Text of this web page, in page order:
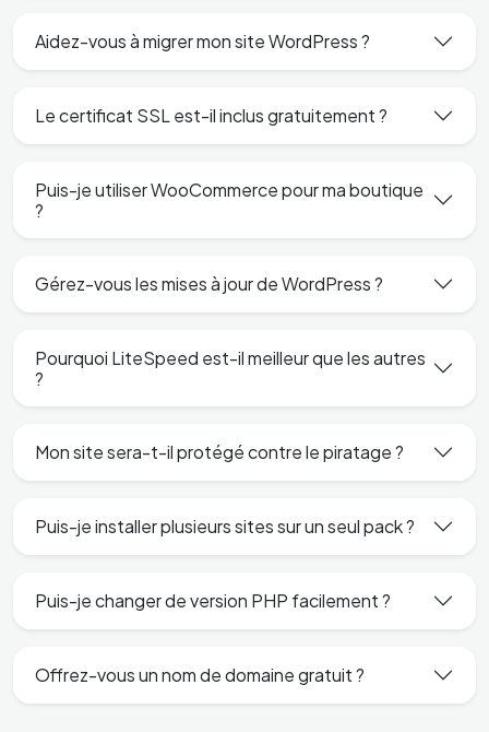
Aidez-vous à migrer mon site WordPress ?
Le certificat SSL est-il inclus gratuitement ?
Puis-je utiliser WooCommerce pour ma boutique
?
Gérez-vous les mises à jour de WordPress ?
Pourquoi LiteSpeed est-il meilleur que les autres
?
Mon site sera-t-il protégé contre le piratage ?
Puis-je installer plusieurs sites sur un seul pack ?
Puis-je changer de version PHP facilement ?
Offrez-vous un nom de domaine gratuit ?